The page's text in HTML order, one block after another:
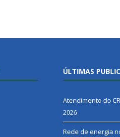
ÚLTIMAS
Atendimento do
2026
Rede de energia